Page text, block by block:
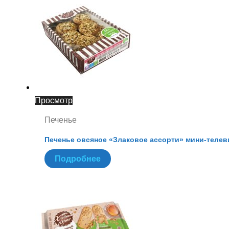
Просмотр
Печенье
Печенье овсяное «Злаковое ассорти» мини-
Подробнее